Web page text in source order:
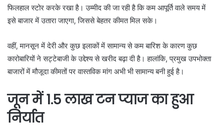
फिलहाल स्टोर करके रखा है। उम्मीद की जा रही है कि कम आपूर्ति वाले समय में
इसे बाजार में उतारा जाएगा, जिससे बेहतर कीमत मिल सके।
वहीं, मानसून में देरी और कुछ इलाकों में सामान्य से कम बारिश के कारण कुछ
कारोबारियों ने सट्टेबाजी के उद्देश्य से खरीद बढ़ा दी है। हालांकि, प्रमुख उपभोक्ता
बाजारों में मौजूदा कीमतों पर वास्तविक मांग अभी भी सामान्य बनी हुई है।
जून में 1.5 लाख टन प्याज का हुआ
निर्यात